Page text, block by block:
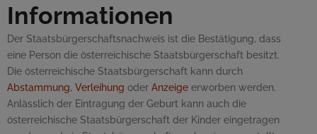
Informationen
Der Staatsbürgerschaftsnachweis ist die Bestätigung, dass
eine Person die österreichische Staatsbürgerschaft besitzt.
Die österreichische Staatsbürgerschaft kann durch
Abstammung, Verleihung oder Anzeige erworben werden.
Anlässlich der Eintragung der Geburt kann auch die
österreichische Staatsbürgerschaft der Kinder eingetragen